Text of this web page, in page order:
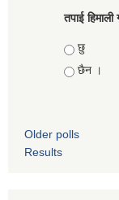
तपाई
Choices
छु
छैन ।
Older polls
Results